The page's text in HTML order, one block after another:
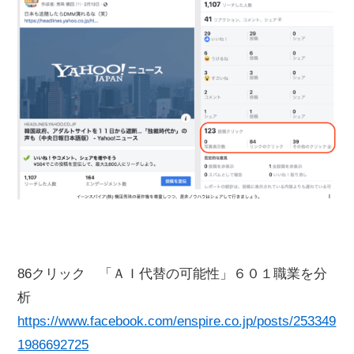
86クリック 「ＡＩ代替の可能性」６０１職業を分
析
https://www.facebook.com/enspire.co.jp/posts/253349
1986692725